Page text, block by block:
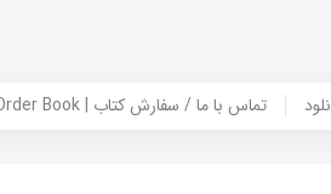
Contact Us / Order Book | تماس با ما / سفارش کتاب